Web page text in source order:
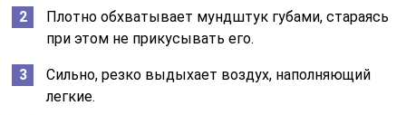
Плотно обхватывает мундштук губами, стараясь
при этом не прикусывать его.
Сильно, резко выдыхает воздух, наполняющий
легкие.